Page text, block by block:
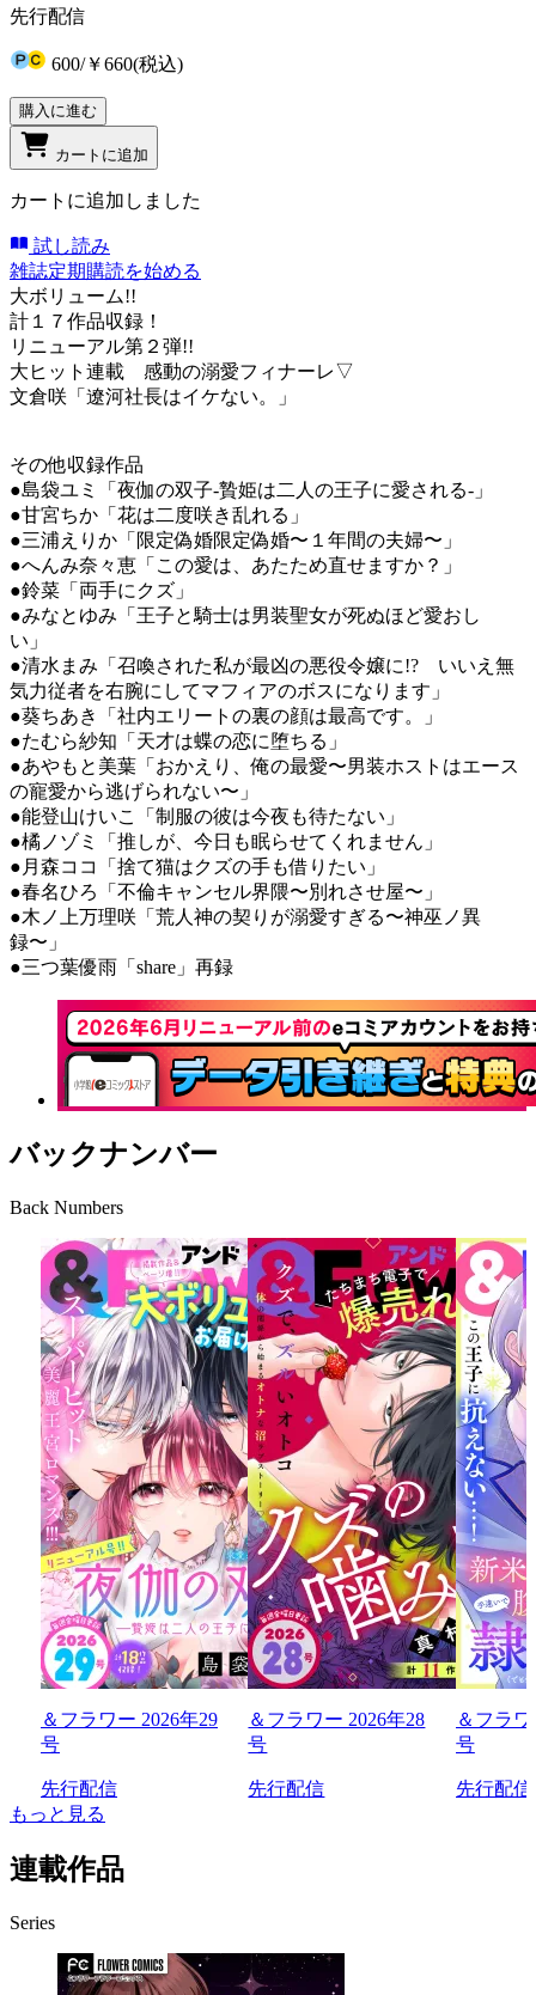
先行配信
600/￥660(税込)
購入に進む
カートに追加
カートに追加しました
試し読み
雑誌定期購読を始める
大ボリューム!!
計１７作品収録！
リニューアル第２弾!!
大ヒット連載 感動の溺愛フィナーレ▽
文倉咲「遼河社長はイケない。」
その他収録作品
●島袋ユミ「夜伽の双子-贄姫は二人の王子に愛される-」
●甘宮ちか「花は二度咲き乱れる」
●三浦えりか「限定偽婚限定偽婚〜１年間の夫婦〜」
●へんみ奈々恵「この愛は、あたため直せますか？」
●鈴菜「両手にクズ」
●みなとゆみ「王子と騎士は男装聖女が死ぬほど愛おし
い」
●清水まみ「召喚された私が最凶の悪役令嬢に!? いいえ無
気力従者を右腕にしてマフィアのボスになります」
●葵ちあき「社内エリートの裏の顔は最高です。」
●たむら紗知「天才は蝶の恋に堕ちる」
●あやもと美葉「おかえり、俺の最愛〜男装ホストはエース
の寵愛から逃げられない〜」
●能登山けいこ「制服の彼は今夜も待たない」
●橘ノゾミ「推しが、今日も眠らせてくれません」
●月森ココ「捨て猫はクズの手も借りたい」
●春名ひろ「不倫キャンセル界隈〜別れさせ屋〜」
●木ノ上万理咲「荒人神の契りが溺愛すぎる〜神巫ノ異
録〜」
●三つ葉優雨「share」再録
バックナンバー
Back Numbers
＆フラワー 2026年29
号
先行配信
＆フラワー 2026年28
号
先行配信
＆フラ
号
先行配信
もっと見る
連載作品
Series